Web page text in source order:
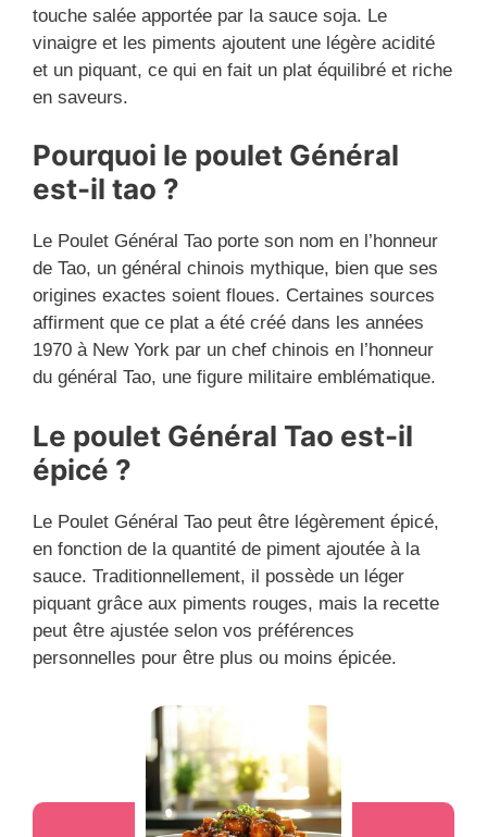
touche salée apportée par la sauce soja. Le
vinaigre et les piments ajoutent une légère acidité
et un piquant, ce qui en fait un plat équilibré et riche
en saveurs.
Pourquoi le poulet Général
est-il tao ?
Le Poulet Général Tao porte son nom en l’honneur
de Tao, un général chinois mythique, bien que ses
origines exactes soient floues. Certaines sources
affirment que ce plat a été créé dans les années
1970 à New York par un chef chinois en l’honneur
du général Tao, une figure militaire emblématique.
Le poulet Général Tao est-il
épicé ?
Le Poulet Général Tao peut être légèrement épicé,
en fonction de la quantité de piment ajoutée à la
sauce. Traditionnellement, il possède un léger
piquant grâce aux piments rouges, mais la recette
peut être ajustée selon vos préférences
personnelles pour être plus ou moins épicée.